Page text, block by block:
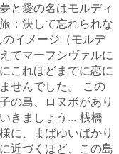
と愛の名はモルディ
：決して忘れられな
イメージ（モルデ
てマーフシヴァルに
これほどまでに恋に
せんでした。 この
の島、ロヌボがあり
きましょう... 桟橋
に、まばゆいばかり
近づくほど、この島